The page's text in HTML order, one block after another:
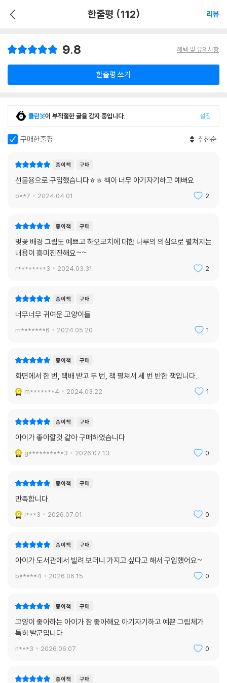
한줄평 (112) 리뷰
9.8 혜택 및 유의사항
한줄평 쓰기
클린봇이 부적절한 글을 감지 중입니다. 설정
구매한줄평 추천순
종이책 구매
선물용으로 구입했습니다ㅎㅎ 책이 너무 아기자기하고 예뻐요
o**7 2024.04.01. 2
종이책 구매
벚꽃 배경 그림도 예쁘고 하오코치에 대한 나루의 의심으로 펼쳐지는
내용이 흥미진진해요~~
r********3 2024.03.31. 2
종이책 구매
너무너무 귀여운 고양이들
m*******6 2024.05.20. 1
종이책 구매
화면에서 한 번, 택배 받고 두 번, 책 펼쳐서 세 번 반한 책입니다.
m*******4 2024.03.22. 1
종이책 구매
아이가 좋아할것 같아 구매하였습니다
g**********3 2026.07.13. 0
종이책 구매
만족합니다.
i***3 2026.07.01. 0
종이책 구매
아이가 도서관에서 빌려 보더니 가지고 싶다고 해서 구입했어요~
b*****4 2026.06.15. 0
종이책 구매
고양이 좋아하는 아이가 참 좋아해요 아기자기하고 예쁜 그림체가
특히 발군입니다
n***3 2026.06.07. 0
종이책 구매